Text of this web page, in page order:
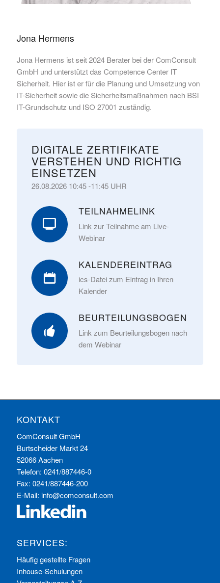
Jona Hermens
Jona Hermens ist seit 2024 Berater bei der ComConsult
GmbH und unterstützt das Competence Center IT
Sicherheit. Hier ist er für die Planung und Umsetzung von
IT-Sicherheit sowie die Sicherheitsmaßnahmen nach BSI
IT-Grundschutz und ISO 27001 zuständig.
DIGITALE ZERTIFIKATE
VERSTEHEN UND RICHTIG
EINSETZEN
26.08.2026 10:45 -11:45 UHR
TEILNAHMELINK
Link zur Teilnahme am Live-
Webinar
KALENDEREINTRAG
ics-Datei zum Eintrag in Ihren
Kalender
BEURTEILUNGSBOGEN
Link zum Beurteilungsbogen nach
dem Webinar
KONTAKT
ComConsult GmbH
Burtscheider Markt 24
52066 Aachen
Telefon: 0241/887446-0
Fax: 0241/887446-200
E-Mail: info@comconsult.com
SERVICES:
Häufig gestellte Fragen
Inhouse-Schulungen